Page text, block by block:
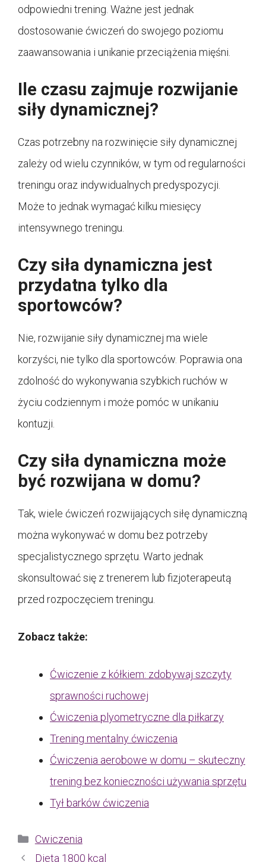
odpowiedni trening. Ważne jest jednak
dostosowanie ćwiczeń do swojego poziomu
zaawansowania i unikanie przeciążenia mięśni.
Ile czasu zajmuje rozwijanie
siły dynamicznej?
Czas potrzebny na rozwinięcie siły dynamicznej
zależy od wielu czynników, w tym od regularności
treningu oraz indywidualnych predyspozycji.
Może to jednak wymagać kilku miesięcy
intensywnego treningu.
Czy siła dynamiczna jest
przydatna tylko dla
sportowców?
Nie, rozwijanie siły dynamicznej ma wiele
korzyści, nie tylko dla sportowców. Poprawia ona
zdolność do wykonywania szybkich ruchów w
życiu codziennym i może pomóc w unikaniu
kontuzji.
Czy siła dynamiczna może
być rozwijana w domu?
Tak, wiele ćwiczeń rozwijających siłę dynamiczną
można wykonywać w domu bez potrzeby
specjalistycznego sprzętu. Warto jednak
skonsultować się z trenerem lub fizjoterapeutą
przed rozpoczęciem treningu.
Zobacz także:
Ćwiczenie z kółkiem: zdobywaj szczyty
sprawności ruchowej
Ćwiczenia plyometryczne dla piłkarzy
Trening mentalny ćwiczenia
Ćwiczenia aerobowe w domu – skuteczny
trening bez konieczności używania sprzętu
Tył barków ćwiczenia
Kategorie
Cwiczenia
Dieta 1800 kcal